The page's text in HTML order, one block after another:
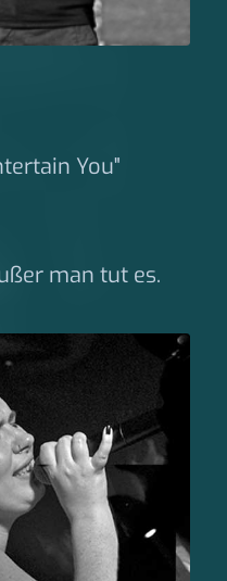
You"
man tut es.